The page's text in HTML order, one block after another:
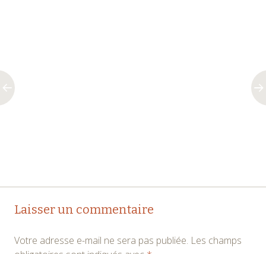
Navigation
Laisser un commentaire
Votre adresse e-mail ne sera pas publiée. Les champs